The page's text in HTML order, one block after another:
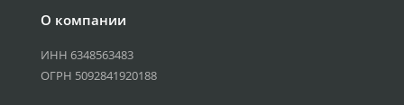
О компании
ИНН 6348563483
ОГРН 5092841920188